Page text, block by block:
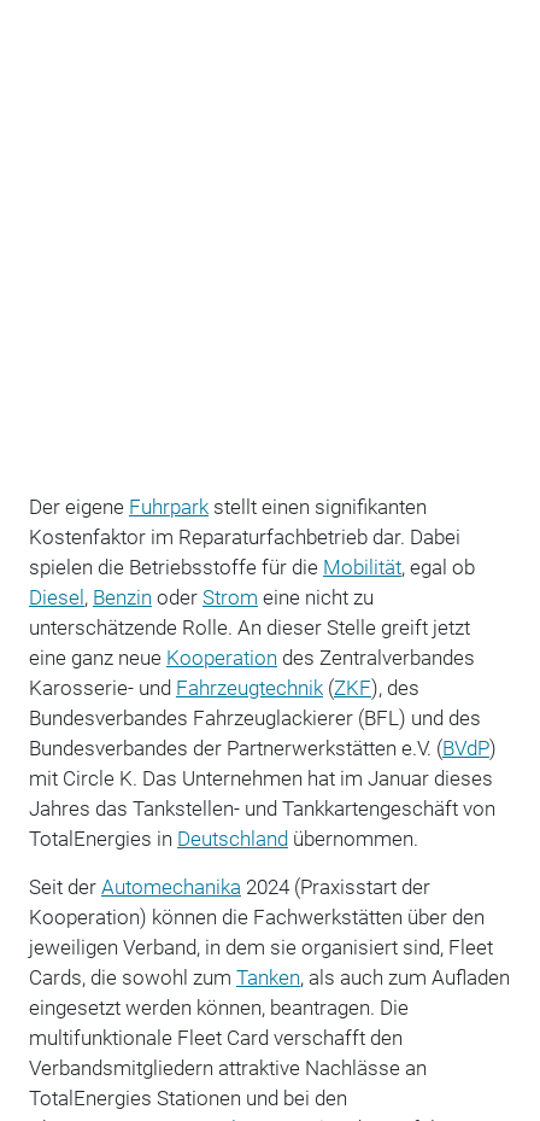
Der eigene Fuhrparkstellt einen signifikanten
Kostenfaktor im Reparaturfachbetrieb dar. Dabei
spielen die Betriebsstoffe für die Mobilität, egal ob
Diesel, Benzin oder Strom eine nicht zu
unterschätzende Rolle. An dieser Stelle greift jetzt
eine ganz neue Kooperation des Zentralverbandes
Karosserie- und Fahrzeugtechnik(ZKF), des
Bundesverbandes Fahrzeuglackierer (BFL) und des
Bundesverbandes der Partnerwerkstätten e.V. (BVdP)
mit Circle K. Das Unternehmen hat im Januar dieses
Jahres das Tankstellen- und Tankkartengeschäft von
TotalEnergies in Deutschlandübernommen.
Seit der Automechanika 2024 (Praxisstart der
Kooperation) können die Fachwerkstätten über den
jeweiligen Verband, in dem sie organisiert sind, Fleet
Cards, die sowohl zum Tanken, als auch zum Aufladen
eingesetzt werden können, beantragen. Die
multifunktionale Fleet Card verschafft den
Verbandsmitgliedern attraktive Nachlässe an
TotalEnergies Stationen und bei den